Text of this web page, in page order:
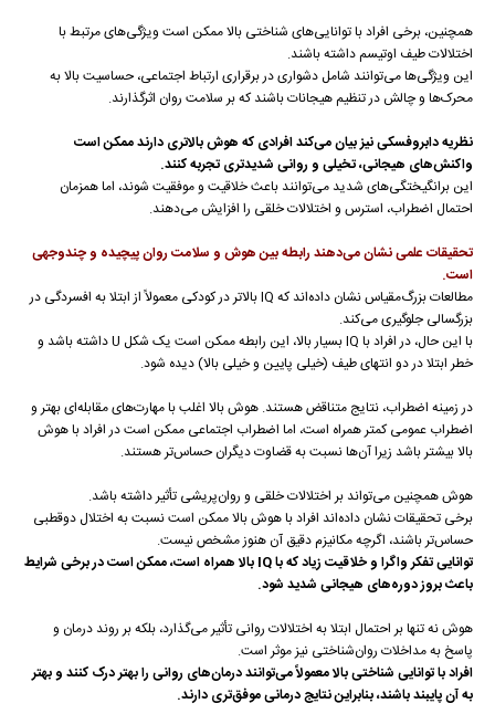
همچنین، برخی افراد با توانایی‌های شناختی بالا ممکن است ویژگی‌های مرتبط با
اختلالات طیف اوتیسم داشته باشند.
این ویژگی‌ها می‌توانند شامل دشواری در برقراری ارتباط اجتماعی، حساسیت بالا به
محرک‌ها و چالش در تنظیم هیجانات باشند که بر سلامت روان اثرگذارند.
نظریه دابروفسکی نیز بیان می‌کند افرادی که هوش بالاتری دارند ممکن است
واکنش‌های هیجانی، تخیلی و روانی شدیدتری تجربه کنند.
این برانگیختگی‌های شدید می‌توانند باعث خلاقیت و موفقیت شوند، اما همزمان
احتمال اضطراب، استرس و اختلالات خلقی را افزایش می‌دهند.
تحقیقات علمی نشان می‌دهند رابطه بین هوش و سلامت روان پیچیده و چندوجهی
است.
مطالعات بزرگ‌مقیاس نشان داده‌اند که IQ بالاتر در کودکی معمولاً از ابتلا به افسردگی در
بزرگسالی جلوگیری می‌کند.
با این حال، در افراد با IQ بسیار بالا، این رابطه ممکن است یک شکل U داشته باشد و
خطر ابتلا در دو انتهای طیف (خیلی پایین و خیلی بالا) دیده شود.
در زمینه اضطراب، نتایج متناقض هستند. هوش بالا اغلب با مهارت‌های مقابله‌ای بهتر و
اضطراب عمومی کمتر همراه است، اما اضطراب اجتماعی ممکن است در افراد با هوش
بالا بیشتر باشد زیرا آن‌ها نسبت به قضاوت دیگران حساس‌تر هستند.
هوش همچنین می‌تواند بر اختلالات خلقی و روان‌پریشی تأثیر داشته باشد.
برخی تحقیقات نشان داده‌اند افراد با هوش بالا ممکن است نسبت به اختلال دوقطبی
حساس‌تر باشند، اگرچه مکانیزم دقیق آن هنوز مشخص نیست.
توانایی تفکر واگرا و خلاقیت زیاد که با IQ بالا همراه است، ممکن است در برخی شرایط
باعث بروز دوره‌های هیجانی شدید شود.
هوش نه تنها بر احتمال ابتلا به اختلالات روانی تأثیر می‌گذارد، بلکه بر روند درمان و
پاسخ به مداخلات روان‌شناختی نیز موثر است.
افراد با توانایی شناختی بالا معمولاً می‌توانند درمان‌های روانی را بهتر درک کنند و بهتر
به آن پایبند باشند، بنابراین نتایج درمانی موفق‌تری دارند.